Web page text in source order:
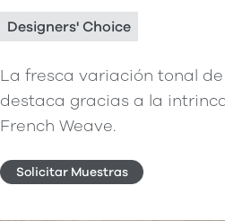
Designers' Choice
La fresca variación tonal
destaca gracias a la
French Weave.
Solicitar Muestras